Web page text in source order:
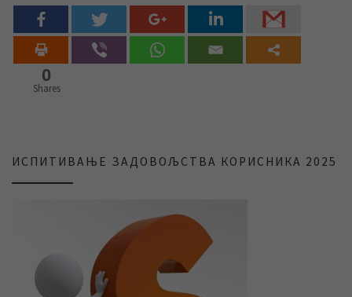
0
Shares
ИСПИТИВАЊЕ ЗАДОВОЉСТВА КОРИСНИКА 2025